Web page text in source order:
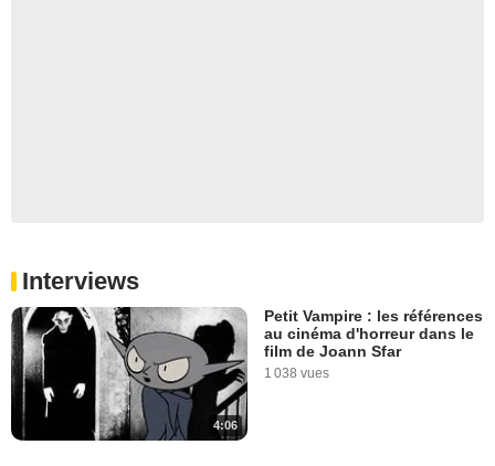
Interviews
4:06
Petit Vampire : les références
au cinéma d'horreur dans le
film de Joann Sfar
1 038 vues